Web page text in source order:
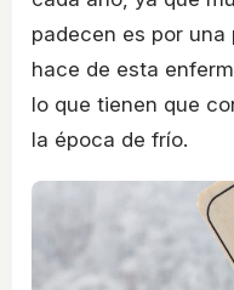
padecen es por
hace de esta
lo que tienen que
la época de frío.